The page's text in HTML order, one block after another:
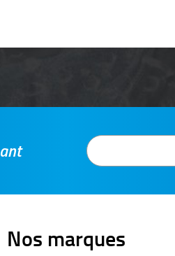
Nos marques